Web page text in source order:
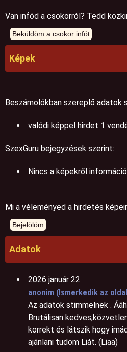
Van infód a csokorról? Tedd
Képek
Beszámolókban szereplő adatok
valódi képpel hirdet 1
SzexGuru bejegyzések szerint:
Nincs a képekről
Mi a véleményed a hirdetés
Adatok
2026 január 22
anonim (Ismerkedik az
Az adatok stimmelnek .
Brutálisan
korrekt és látszik hogy
ajánlani tudom Liát. (Liaa)